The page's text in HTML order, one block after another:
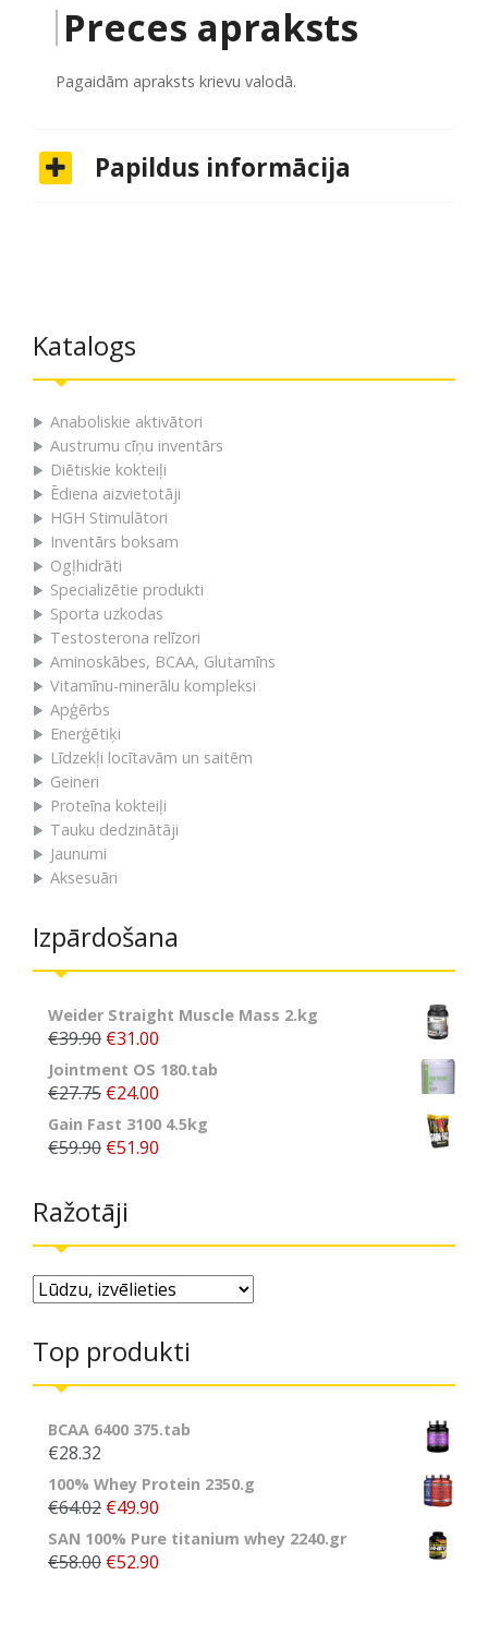
Preces apraksts
Pagaidām apraksts krievu valodā.
Papildus informācija
Katalogs
Anaboliskie aktivātori
Austrumu cīņu inventārs
Diētiskie kokteiļi
Ēdiena aizvietotāji
HGH Stimulātori
Inventārs boksam
Ogļhidrāti
Specializētie produkti
Sporta uzkodas
Testosterona relīzori
Aminoskābes, BCAA, Glutamīns
Vitamīnu-minerālu kompleksi
Apģērbs
Enerģētiķi
Līdzekļi locītavām un saitēm
Geineri
Proteīna kokteiļi
Tauku dedzinātāji
Jaunumi
Aksesuāri
Izpārdošana
Weider Straight Muscle Mass 2.kg
€39.90 €31.00
Jointment OS 180.tab
€27.75 €24.00
Gain Fast 3100 4.5kg
€59.90 €51.90
Ražotāji
Top produkti
BCAA 6400 375.tab
€28.32
100% Whey Protein 2350.g
€64.02 €49.90
SAN 100% Pure titanium whey 2240.gr
€58.00 €52.90